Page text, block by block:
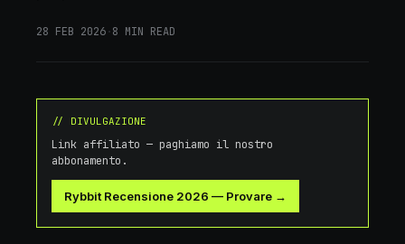
28 FEB 2026·8 MIN READ
// DIVULGAZIONE
Link affiliato — paghiamo il nostro
abbonamento.
Rybbit Recensione 2026 — Provare →